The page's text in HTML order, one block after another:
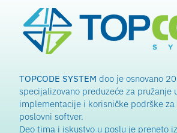
TOPCODE SYSTEM doo je osnovano
specijalizovano preduzeće za pružanje
implementacije i korisničke podrške za
poslovni softver.
Deo tima i iskustvo u poslu je preneto